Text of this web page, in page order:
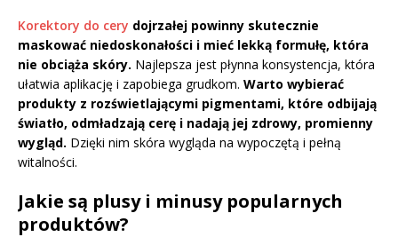
Korektory do cery dojrzałej powinny skutecznie
maskować niedoskonałości i mieć lekką formułę, która
nie obciąża skóry. Najlepsza jest płynna konsystencja, która
ułatwia aplikację i zapobiega grudkom. Warto wybierać
produkty z rozświetlającymi pigmentami, które odbijają
światło, odmładzają cerę i nadają jej zdrowy, promienny
wygląd. Dzięki nim skóra wygląda na wypoczętą i pełną
witalności.
Jakie są plusy i minusy popularnych
produktów?